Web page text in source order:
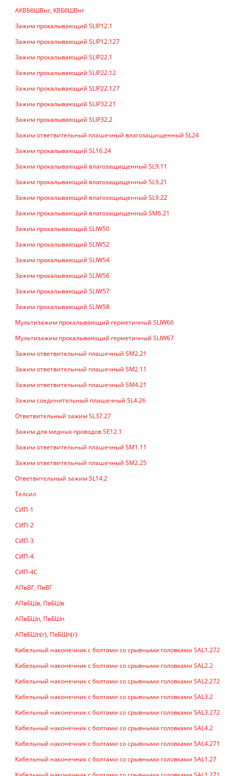
АКВБбШВнг, КВБбШВнг
Зажим прокалывающий SLIP12.1
Зажим прокалывающий SLIP12.127
Зажим прокалывающий SLIP22.1
Зажим прокалывающий SLIP22.12
Зажим прокалывающий SLIP22.127
Зажим прокалывающий SLIP32.21
Зажим прокалывающий SLIP32.2
Зажим ответвительный плашечный влагозащищенный SL24
Зажим прокалывающий SL16.24
Зажим прокалывающий влагозащищенный SL9.11
Зажим прокалывающий влагозащищенный SL9.21
Зажим прокалывающий влагозащищенный SL9.22
Зажим прокалывающий влагозащищенный SM6.21
Зажим прокалывающий SLIW50
Зажим прокалывающий SLIW52
Зажим прокалывающий SLIW54
Зажим прокалывающий SLIW56
Зажим прокалывающий SLIW57
Зажим прокалывающий SLIW58
Мультизажим прокалывающий герметичный SLIW66
Мультизажим прокалывающий герметичный SLIW67
Зажим ответвительный плашечный SM2.21
Зажим ответвительный плашечный SM2.11
Зажим ответвительный плашечный SM4.21
Зажим соединительный плашечный SL4.26
Ответвительный зажим SL37.27
Зажим для медных проводов SE12.1
Зажим ответвительный плашечный SM1.11
Зажим ответвительный плашечный SM2.25
Ответвительный зажим SL14.2
Телсил
СИП-1
СИП-2
СИП-3
СИП-4
СИП-4С
АПвВГ, ПвВГ
АПвБШв, ПвБШв
АПвБШп, ПвБШп
АПвБШп(г), ПвБШп(г)
Кабельный наконечник с болтами со срывными головками SAL1.272
Кабельный наконечник с болтами со срывными головками SAL2.2
Кабельный наконечник с болтами со срывными головками SAL2.272
Кабельный наконечник с болтами со срывными головками SAL3.2
Кабельный наконечник с болтами со срывными головками SAL3.272
Кабельный наконечник с болтами со срывными головками SAL4.2
Кабельный наконечник с болтами со срывными головками SAL4.271
Кабельный наконечник с болтами со срывными головками SAL1.27